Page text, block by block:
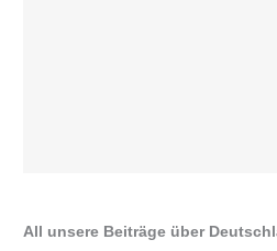
All unsere Beiträge über